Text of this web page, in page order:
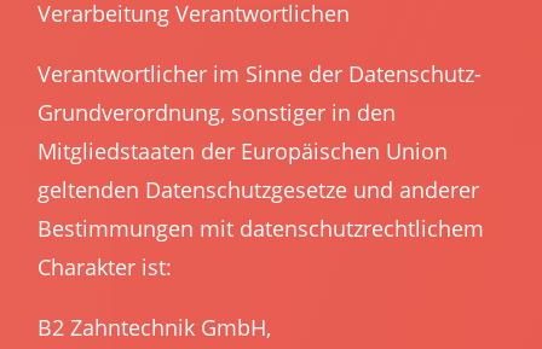
Verarbeitung Verantwortlichen
Verantwortlicher im Sinne der Datenschutz-
Grundverordnung, sonstiger in den
Mitgliedstaaten der Europäischen Union
geltenden Datenschutzgesetze und anderer
Bestimmungen mit datenschutzrechtlichem
Charakter ist:
B2 Zahntechnik GmbH,